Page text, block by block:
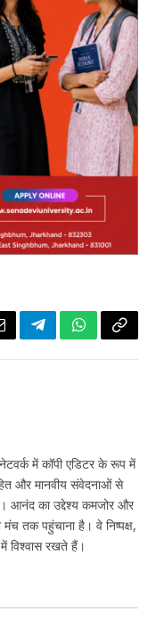
TelegramWhatsApp
Copy
में कॉपी एडिटर के रूप में
और मानवीय संवेदनाओं से
आनंद का उद्देश्य कमजोर और
तक पहुंचाना है। वे निष्पक्ष,
विश्वास रखते हैं।